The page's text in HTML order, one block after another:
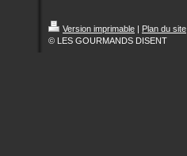
Version imprimable | Plan du site
© LES GOURMANDS DISENT